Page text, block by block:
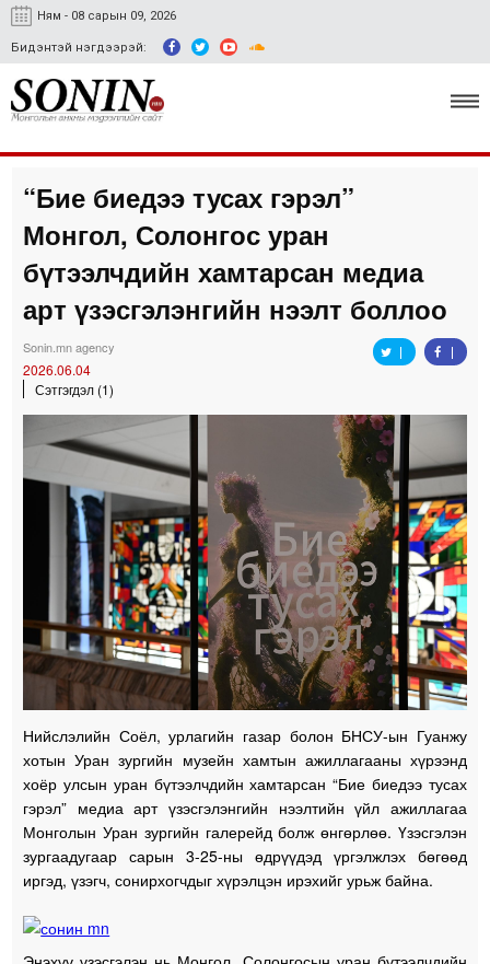
Ням - 08 сарын 09, 2026
Бидэнтэй нэгдээрэй:
Улс төр, эдийн засаг
Гэмт хэрэг
Нийгэм, соёл
“Бие биедээ тусах гэрэл”
Монгол, Солонгос уран
бүтээлчдийн хамтарсан медиа
арт үзэсгэлэнгийн нээлт боллоо
Sonin.mn agency
2026.06.04
Сэтгэгдэл (1)
Нийслэлийн Соёл, урлагийн газар болон БНСУ-ын Гуанжу
хотын Уран зургийн музейн хамтын ажиллагааны хүрээнд
хоёр улсын уран бүтээлчдийн хамтарсан “Бие биедээ тусах
гэрэл” медиа арт үзэсгэлэнгийн нээлтийн үйл ажиллагаа
Монголын Уран зургийн галерейд болж өнгөрлөө. Үзэсгэлэн
зургаадугаар сарын 3-25-ны өдрүүдэд үргэлжлэх бөгөөд
иргэд, үзэгч, сонирхогчдыг хүрэлцэн ирэхийг урьж байна.